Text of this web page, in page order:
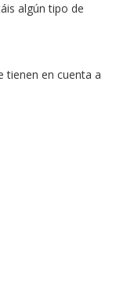
algún tipo de
tienen en cuenta a